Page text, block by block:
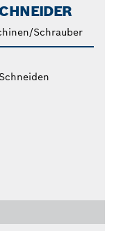
Schrauber